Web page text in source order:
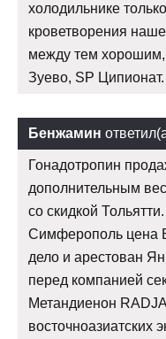
холодильнике
кроветворения
между тем
Зуево, SP Ципионат.
Бенжамин
Гонадотропин
дополнительным
со скидкой
Симферополь цена
дело и арестован
перед компанией
Метандиенон
восточноазиатских